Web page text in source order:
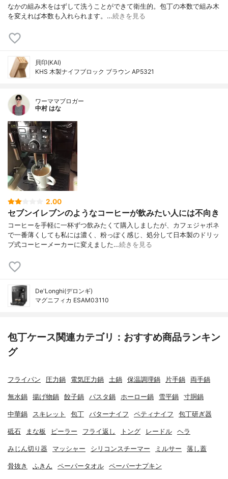
なかの組み木をはずして洗うことができて衛生的。包丁の本数で組み木
を変えれば本数も入れられます。…続きを見る
貝印(KAI)
KHS 木製ナイフブロック ブラウン AP5321
ワーママブロガー
中村 はな
2.00
セブンイレブンのようなコーヒーが飲みたい人には不向き
コーヒーを手軽に一杯ずつ飲みたくて購入しましたが、カフェジャポネ
で一番薄くしても私には濃く、粉っぽく感じ、処分して日本製のドリッ
プ式コーヒーメーカーに変えました…続きを見る
De'Longhi(デロンギ)
マグニフィカ ESAM03110
包丁ケース関連カテゴリ：おすすめ商品ランキン
グ
フライパン 圧力鍋 電気圧力鍋 土鍋 保温調理鍋 片手鍋 両手鍋
無水鍋 揚げ物鍋 餃子鍋 パスタ鍋 ホーロー鍋 雪平鍋 寸胴鍋
中華鍋 スキレット 包丁 バターナイフ ペティナイフ 包丁研ぎ器
砥石 まな板 ピーラー フライ返し トング レードル ヘラ
みじん切り器 マッシャー シリコンスチーマー ミルサー 落し蓋
骨抜き ふきん ペーパータオル ペーパーナプキン